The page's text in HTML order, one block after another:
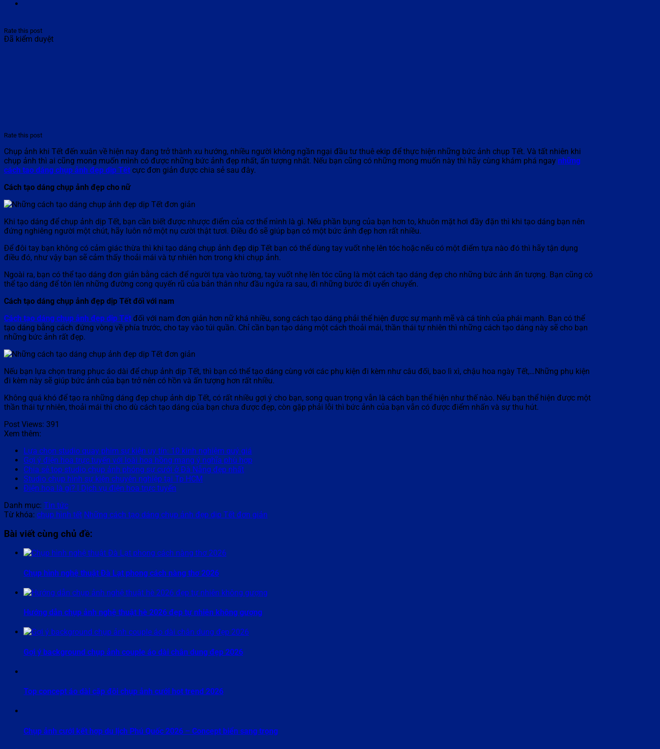
Rate this post
Đã kiểm duyệt
Rate this post
Chụp ảnh khi Tết đến xuân về hiện nay đang trở thành xu hướng, nhiều người không ngần ngại đầu tư thuê ekip để thực hiện những bức ảnh chụp Tết. Và tất nhiên khi
chụp ảnh thì ai cũng mong muốn mình có được những bức ảnh đẹp nhất, ấn tượng nhất. Nếu bạn cũng có những mong muốn này thì hãy cùng khám phá ngay những
cách tao dáng chụp ảnh đẹp dịp Tết cực đơn giản được chia sẻ sau đây.
Cách tạo dáng chụp ảnh đẹp cho nữ
Khi tạo dáng để chụp ảnh dịp Tết, bạn cần biết được nhược điểm của cơ thể mình là gì. Nếu phần bụng của bạn hơn to, khuôn mặt hơi đầy đặn thì khi tạo dáng bạn nên
đứng nghiêng người một chút, hãy luôn nở một nụ cười thật tươi. Điều đó sẽ giúp bạn có một bức ảnh đẹp hơn rất nhiều.
Để đôi tay bạn không có cảm giác thừa thì khi tạo dáng chụp ảnh đẹp dịp Tết bạn có thể dùng tay vuốt nhẹ lên tóc hoặc nếu có một điểm tựa nào đó thì hãy tận dụng
điều đó, như vậy bạn sẽ cảm thấy thoải mái và tự nhiên hơn trong khi chụp ảnh.
Ngoài ra, bạn có thể tạo dáng đơn giản bằng cách để người tựa vào tường, tay vuốt nhẹ lên tóc cũng là một cách tạo dáng đẹp cho những bức ảnh ấn tượng. Bạn cũng có
thể tạo dáng để tôn lên những đường cong quyến rũ của bản thân như đầu ngửa ra sau, đi những bước đi uyển chuyển.
Cách tạo dáng chụp ảnh đẹp dịp Tết đối với nam
Cách tạo dáng chụp ảnh đẹp dịp Tết đối với nam đơn giản hơn nữ khá nhiều, song cách tạo dáng phải thể hiện được sự mạnh mẽ và cá tính của phái mạnh. Bạn có thể
tạo dáng bằng cách đứng vòng về phía trước, cho tay vào túi quần. Chỉ cần bạn tạo dáng một cách thoải mái, thần thái tự nhiên thì những cách tạo dáng này sẽ cho bạn
những bức ảnh rất đẹp.
Nếu bạn lựa chọn trang phục áo dài để chụp ảnh dịp Tết, thì bạn có thể tạo dáng cùng với các phụ kiện đi kèm như câu đối, bao lì xì, chậu hoa ngày Tết,…Những phụ kiện
đi kèm này sẽ giúp bức ảnh của bạn trở nên có hồn và ấn tượng hơn rất nhiều.
Không quá khó để tạo ra những dáng đẹp chụp ảnh dịp Tết, có rất nhiều gợi ý cho bạn, song quan trọng vẫn là cách bạn thể hiện như thế nào. Nếu bạn thể hiện được một
thần thái tự nhiên, thoải mái thì cho dù cách tạo dáng của bạn chưa được đẹp, còn gặp phải lỗi thì bức ảnh của bạn vẫn có được điểm nhấn và sự thu hút.
Post Views: 391
Xem thêm:
Lựa chọn studio quay phim sự kiện uy tín: 10 kinh nghiệm quý giá
Gợi ý điện hoa trực tuyến với loài hoa hồng mang ý nghĩa phù hợp
Chia sẻ top studio chụp ảnh phóng sự cưới ở Đà Nẵng đẹp nhất
Studio chụp hình sự kiện chuyên nghiệp tại Tp HCM
Điện hoa là gì? | Dịch vụ điện hoa trực tuyến
Danh mục: Tin tức
Từ khóa: chụp hình tết Những cách tạo dáng chụp ảnh đẹp dịp Tết đơn giản
Bài viết cùng chủ đề:
Chụp hình nghệ thuật Đà Lạt phong cách nàng thơ 2026
Hướng dẫn chụp ảnh nghệ thuật hè 2026 đẹp tự nhiên không gượng
Gợi ý background chụp ảnh couple áo dài chân dung đẹp 2026
Top concept áo dài cặp đôi chụp ảnh cưới hot trend 2026
Chụp ảnh cưới kết hợp du lịch Phú Quốc 2026 – Concept biển sang trọng